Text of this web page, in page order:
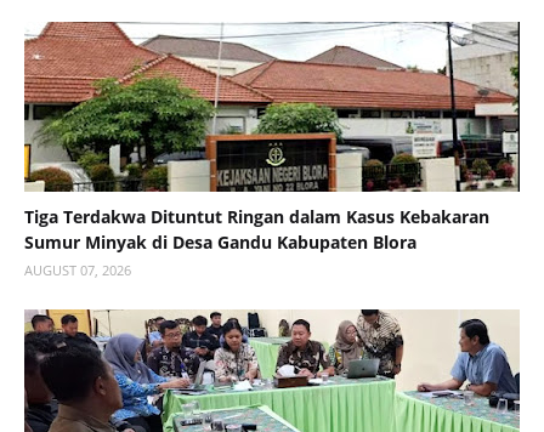
Tiga Terdakwa Dituntut Ringan dalam Kasus Kebakaran
Sumur Minyak di Desa Gandu Kabupaten Blora
AUGUST 07, 2026